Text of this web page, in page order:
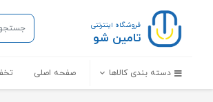
فروشگاه اینترنتی
تامین شو
دسته بندی کالاها صفحه اصلی